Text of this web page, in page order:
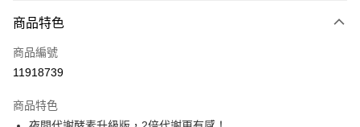
LINE Pay
Apple Pay
悠遊付
商品特色
商品編號
11918739
商品特色